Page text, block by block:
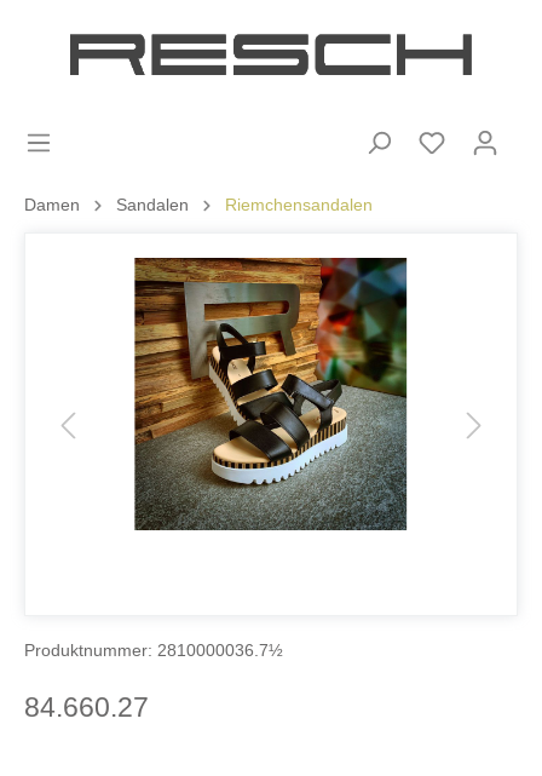
Damen Sandalen Riemchensandalen
84.660.27
Produktnummer: 2810000036.7½